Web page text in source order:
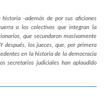
-además de por sus aficiones
a los colectivos que integran la
que secundaron masivamente
después, los jueces, que, por primera
en la historia de la democracia
secretarios judiciales han aplaudido